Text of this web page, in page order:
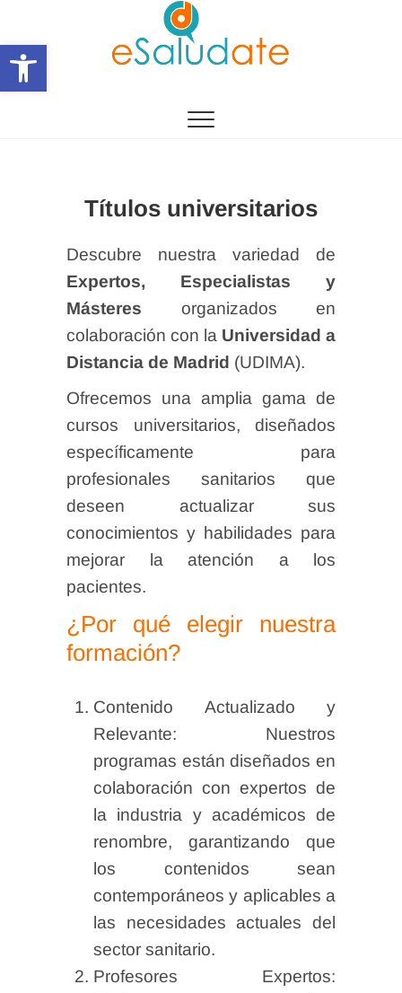
Abrir barra de herramientas
contenido
Títulos universitarios
Descubre nuestra variedad de
Expertos, Especialistas y
Másteres organizados en
colaboración con la Universidad a
Distancia de Madrid (UDIMA).
Ofrecemos una amplia gama de
cursos universitarios, diseñados
específicamente para
profesionales sanitarios que
deseen actualizar sus
conocimientos y habilidades para
mejorar la atención a los
pacientes.
¿Por qué elegir nuestra
formación?
Contenido Actualizado y
Relevante: Nuestros
programas están diseñados en
colaboración con expertos de
la industria y académicos de
renombre, garantizando que
los contenidos sean
contemporáneos y aplicables a
las necesidades actuales del
sector sanitario.
Profesores Expertos: